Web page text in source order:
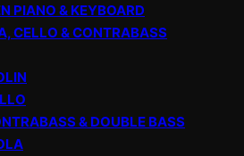
PIANO & KEYBOARD
CELLO & CONTRABASS
& DOUBLE BASS